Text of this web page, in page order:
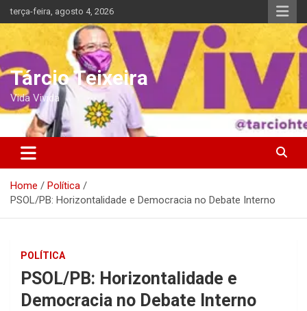
Skip
to
terça-feira, agosto 4, 2026
Tárcio Teixeira
Vida Vivida
Home
Política
PSOL/PB: Horizontalidade e Democracia no Debate Interno
POLÍTICA
PSOL/PB: Horizontalidade e
Democracia no Debate Interno